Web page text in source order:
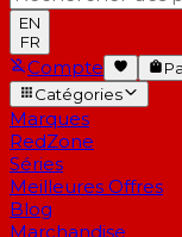
EN
FR
Compte
Catégories
Marques
RedZone
Séries
Meilleures Offres
Blog
Marchandise